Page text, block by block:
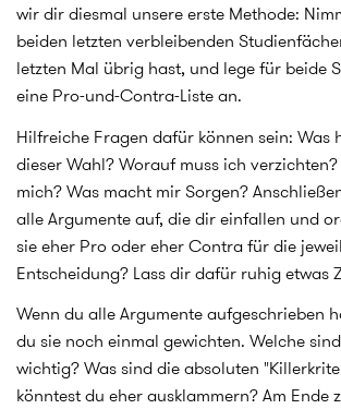
wir dir diesmal unsere erste Methode:
beiden letzten verbleibenden
letzten Mal übrig hast, und lege für beide
eine Pro-und-Contra-Liste an.
Hilfreiche Fragen dafür können sein: Was
dieser Wahl? Worauf muss ich
mich? Was macht mir Sorgen?
alle Argumente auf, die dir einfallen und
sie eher Pro oder eher Contra für die
Entscheidung? Lass dir dafür ruhig etwas
Wenn du alle Argumente aufgeschrieben
du sie noch einmal gewichten. Welche
wichtig? Was sind die absoluten
könntest du eher ausklammern? Am Ende